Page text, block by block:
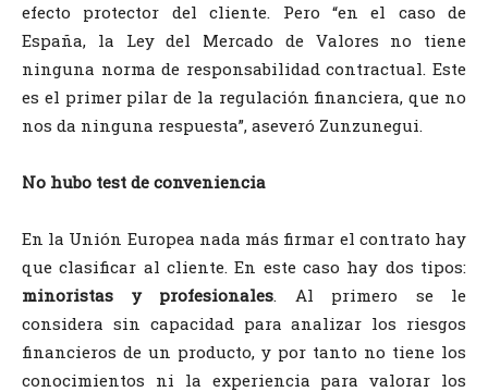
efecto protector del cliente. Pero “en el caso de
España, la Ley del Mercado de Valores no tiene
ninguna norma de responsabilidad contractual. Este
es el primer pilar de la regulación financiera, que no
nos da ninguna respuesta”, aseveró Zunzunegui.
No hubo test de conveniencia
En la Unión Europea nada más firmar el contrato hay
que clasificar al cliente. En este caso hay dos tipos:
minoristas y profesionales. Al primero se le
considera sin capacidad para analizar los riesgos
financieros de un producto, y por tanto no tiene los
conocimientos ni la experiencia para valorar los